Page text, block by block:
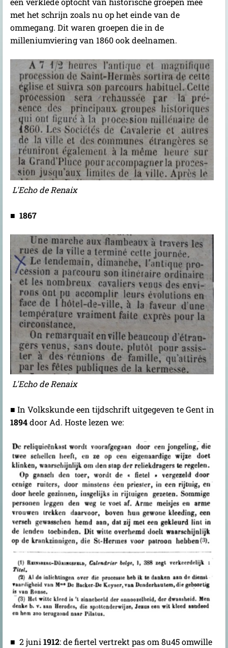
met het schrijn zoals nu op het einde van de
ommegang. Dit waren groepen die in de
milleniumviering van 1860 ook deelnamen.
L'Echo de Renaix
■ 1867
L'Echo de Renaix
■ In Volkskunde een tijdschrift uitgegeven te Gent in
1894door Ad. Hoste lezen we:
■ 2 juni1912: de fiertel vertrekt pas om 8u45 omwille